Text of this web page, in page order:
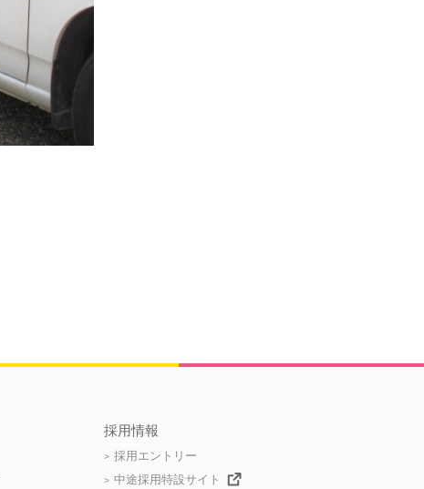
採用情報
採用エントリー
中途採用特設サイト